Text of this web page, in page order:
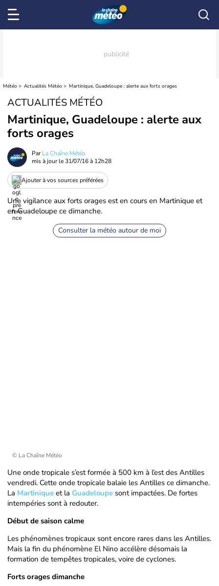
Météo Actualités Météo Martinique, Guadeloupe : alerte aux forts orages
ACTUALITÉS MÉTÉO
Martinique, Guadeloupe : alerte aux
forts orages
ParLa Chaîne Météo
mis à jour le31/07/16 à 12h28
Ajouter à vos sources préférées
Une vigilance aux forts orages est en cours en Martinique et
en Guadeloupe ce dimanche.
Consulter la météo autour de moi
© La Chaîne Météo
Une onde tropicale s’est formée à 500 km à l’est des Antilles
vendredi. Cette onde tropicale balaie les Antilles ce dimanche.
La Martinique et la Guadeloupe sont impactées. De fortes
intempéries sont à redouter.
Début de saison calme
Les phénomènes tropicaux sont encore rares dans les Antilles.
Mais la fin du phénomène El Nino accélère désomais la
formation de tempêtes tropicales, voire de cyclones.
Forts orages dimanche